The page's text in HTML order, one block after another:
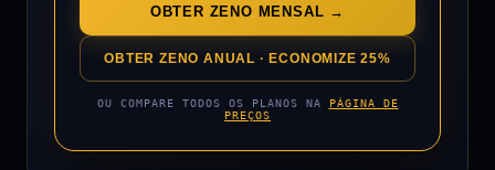
OBTER ZENO MENSAL →
OBTER ZENO ANUAL · ECONOMIZE 25%
OU COMPARE TODOS OS PLANOS NA
PÁGINA DE
PREÇOS